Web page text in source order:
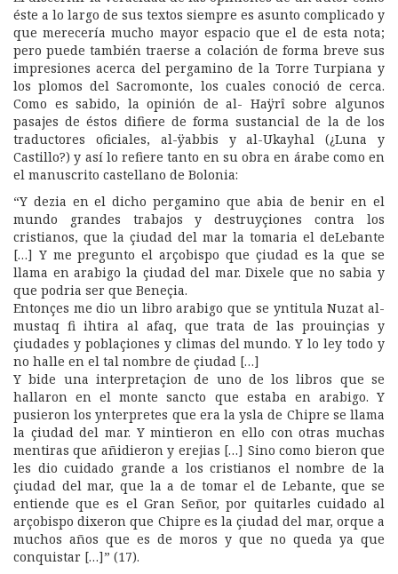
éste a lo largo de sus textos siempre es asunto complicado y
que merecería mucho mayor espacio que el de esta nota;
pero puede también traerse a colación de forma breve sus
impresiones acerca del pergamino de la Torre Turpiana y
los plomos del Sacromonte, los cuales conoció de cerca.
Como es sabido, la opinión de al- Haÿrî sobre algunos
pasajes de éstos difiere de forma sustancial de la de los
traductores oficiales, al-ÿabbis y al-Ukayhal (¿Luna y
Castillo?) y así lo refiere tanto en su obra en árabe como en
el manuscrito castellano de Bolonia:
“Y dezia en el dicho pergamino que abia de benir en el
mundo grandes trabajos y destruyçiones contra los
cristianos, que la çiudad del mar la tomaria el deLebante
[…] Y me pregunto el arçobispo que çiudad es la que se
llama en arabigo la çiudad del mar. Dixele que no sabia y
que podria ser que Beneçia.
Entonçes me dio un libro arabigo que se yntitula Nuzat al-
mustaq fi ihtira al afaq, que trata de las prouinçias y
çiudades y poblaçiones y climas del mundo. Y lo ley todo y
no halle en el tal nombre de çiudad […]
Y bide una interpretaçion de uno de los libros que se
hallaron en el monte sancto que estaba en arabigo. Y
pusieron los ynterpretes que era la ysla de Chipre se llama
la çiudad del mar. Y mintieron en ello con otras muchas
mentiras que añidieron y erejias […] Sino como bieron que
les dio cuidado grande a los cristianos el nombre de la
çiudad del mar, que la a de tomar el de Lebante, que se
entiende que es el Gran Señor, por quitarles cuidado al
arçobispo dixeron que Chipre es la çiudad del mar, orque a
muchos años que es de moros y que no queda ya que
conquistar […]” (17).